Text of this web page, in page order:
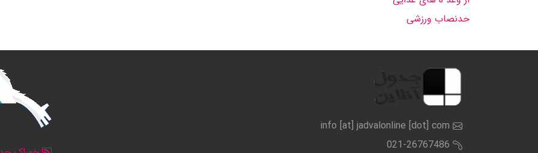
حدنصاب ورزشی
info [at] jadvalonline [dot] com
021-26767486